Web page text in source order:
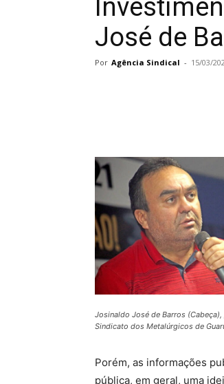
José de
Por Agência Sindical - 15/03/
Josinaldo José de Barros
Sindicato dos Metalúrgicos de
Porém, as informações
pública, em geral, uma